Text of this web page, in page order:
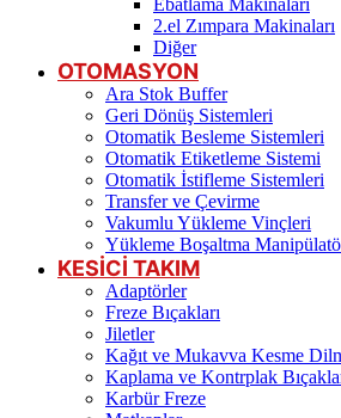
Ebatlama Makinaları
2.el Zımpara Makinaları
Diğer
OTOMASYON
Ara Stok Buffer
Geri Dönüş Sistemleri
Otomatik Besleme Sistemleri
Otomatik Etiketleme Sistemi
Otomatik İstifleme Sistemleri
Transfer ve Çevirme
Vakumlu Yükleme Vinçleri
Yükleme Boşaltma
KESİCİ TAKIM
Adaptörler
Freze Bıçakları
Jiletler
Kağıt ve Mukavva Kesme
Kaplama ve Kontrplak
Karbür Freze